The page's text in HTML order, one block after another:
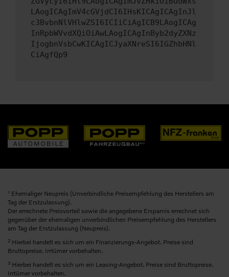
LAogICAgImV4cGVjdCI6IHsKICAgICAgInJl
c3BvbnNlVHlwZSI6ICIiCiAgICB9LAogICAg
InRpbWVvdXQiOiAwLAogICAgInByb2dyZXNz
IjogbnVsbCwKICAgICJyaXNreSI6IGZhbHNl
CiAgfQp9
1 Ehemaliger Neupreis (Unverbindliche Preisempfehlung des Herstellers am
Tag der Erstzulassung).
Der errechnete Preisvorteil sowie die angegebene Ersparnis errechnet sich
gegenüber der ehemaligen unverbindlichen Preisempfehlung des Herstellers
am Tag der Erstzulassung (Neupreis).
2 Hierbei handelt es sich um ein Finanzierungs-Angebot. Preise sind
Bruttopreise. Irrtümer vorbehalten.
3 Hierbei handelt es sich um ein Leasing-Angebot. Preise sind Bruttopreise.
Irrtümer vorbehalten.